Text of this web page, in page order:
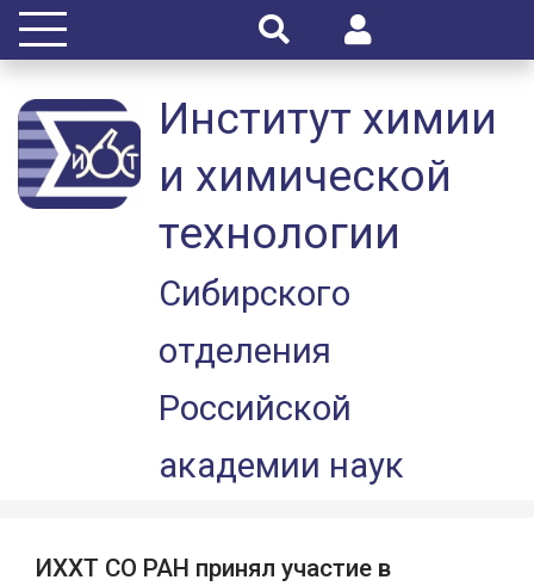
Институт химии
и химической
технологии
Сибирского
отделения
Российской
академии наук
ИХХТ СО РАН принял участие в